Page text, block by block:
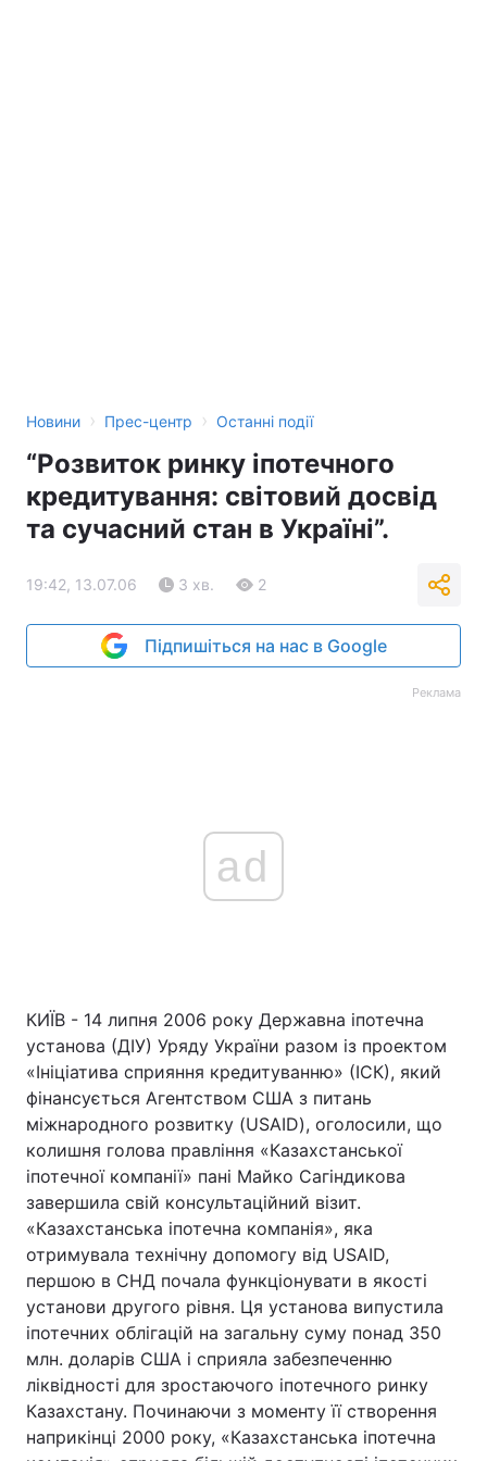
Новини › Прес-центр › Останні події
“Розвиток ринку іпотечного
кредитування: світовий досвід
та сучасний стан в Україні”.
19:42, 13.07.06 3 хв. 2
Підпишіться на нас в Google
Реклама
ad
КИЇВ - 14 липня 2006 року Державна іпотечна
установа (ДІУ) Уряду України разом із проектом
«Ініціатива сприяння кредитуванню» (ІСК), який
фінансується Агентством США з питань
міжнародного розвитку (USAID), оголосили, що
колишня голова правління «Казахстанської
іпотечної компанії» пані Майко Сагіндикова
завершила свій консультаційний візит.
«Казахстанська іпотечна компанія», яка
отримувала технічну допомогу від USAID,
першою в СНД почала функціонувати в якості
установи другого рівня. Ця установа випустила
іпотечних облігацій на загальну суму понад 350
млн. доларів США і сприяла забезпеченню
ліквідності для зростаючого іпотечного ринку
Казахстану. Починаючи з моменту її створення
наприкінці 2000 року, «Казахстанська іпотечна